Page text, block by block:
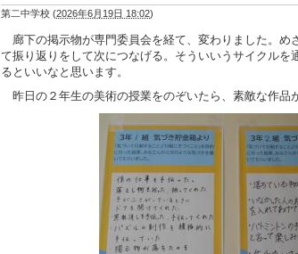
第二中学校 (2026年6月19日 18:02)
廊下の掲示物が専門委員会を経て、変わりました。め
て振り返りをして次につなげる。そういいうサイクルを
るといいなと思います。
昨日の２年生の美術の授業をのぞいたら、素敵な作品